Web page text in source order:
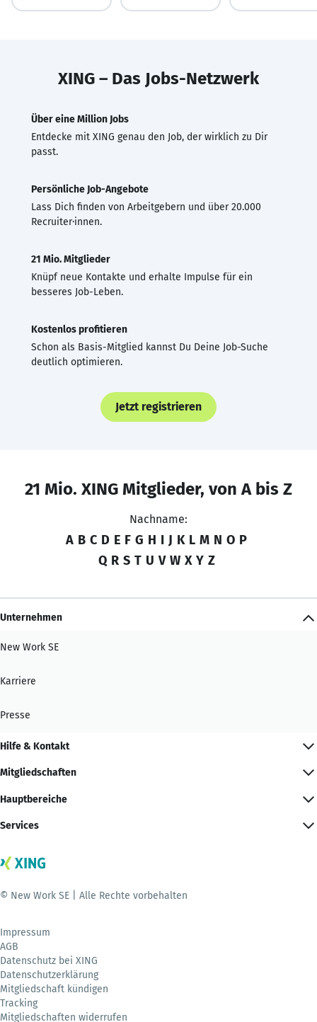
XING – Das Jobs-Netzwerk
Über eine Million Jobs
Entdecke mit XING genau den Job, der wirklich zu Dir
passt.
Persönliche Job-Angebote
Lass Dich finden von Arbeitgebern und über 20.000
Recruiter·innen.
21 Mio. Mitglieder
Knüpf neue Kontakte und erhalte Impulse für ein
besseres Job-Leben.
Kostenlos profitieren
Schon als Basis-Mitglied kannst Du Deine Job-Suche
deutlich optimieren.
Jetzt registrieren
21 Mio. XING Mitglieder, von A bis Z
Nachname:
A B C D E F G H I J K L M N O P
Q R S T U V W X Y Z
Unternehmen
New Work SE
Karriere
Presse
Hilfe & Kontakt
Mitgliedschaften
Hauptbereiche
Services
© New Work SE | Alle Rechte vorbehalten
Impressum
AGB
Datenschutz bei XING
Datenschutzerklärung
Mitgliedschaft kündigen
Tracking
Mitgliedschaften widerrufen